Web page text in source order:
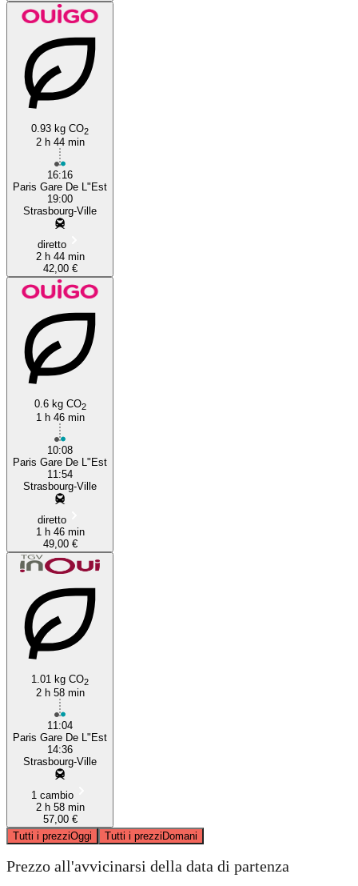
0.93 kg CO2
2 h 44 min
16:16
Paris Gare De L"Est
19:00
Strasbourg-Ville
diretto
2 h 44 min
42,00 €
0.6 kg CO2
1 h 46 min
10:08
Paris Gare De L"Est
11:54
Strasbourg-Ville
diretto
1 h 46 min
49,00 €
1.01 kg CO2
2 h 58 min
11:04
Paris Gare De L"Est
14:36
Strasbourg-Ville
1 cambio
2 h 58 min
57,00 €
Tutti i prezziOggi Tutti i prezziDomani
Prezzo all'avvicinarsi della data di partenza